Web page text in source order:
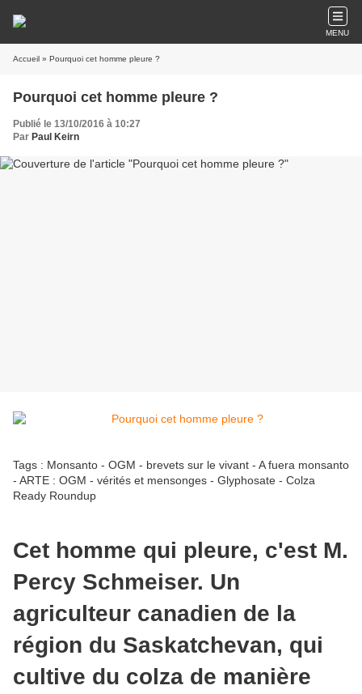
MENU
Accueil » Pourquoi cet homme pleure ?
Pourquoi cet homme pleure ?
Publié le 13/10/2016 à 10:27
Par Paul Keirn
Tags : Monsanto - OGM - brevets sur le vivant - A fuera monsanto
- ARTE : OGM - vérités et mensonges - Glyphosate - Colza
Ready Roundup
Cet homme qui pleure, c'est M.
Percy Schmeiser. Un
agriculteur canadien de la
région du Saskatchevan, qui
cultive du colza de manière